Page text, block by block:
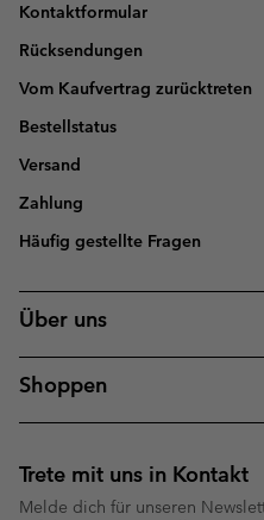
Kontaktformular
Rücksendungen
Vom Kaufvertrag zurücktreten
Bestellstatus
Versand
Zahlung
Häufig gestellte Fragen
Über uns
Shoppen
Trete mit uns in Kontakt
Melde dich für unseren